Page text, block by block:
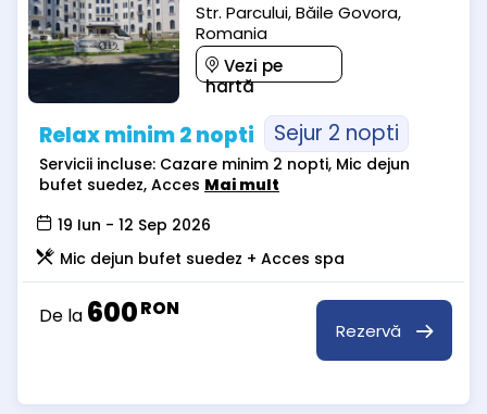
Str. Parcului, Băile Govora,
Romania
Vezi pe
hartă
Relax minim 2 nopti Sejur 2 nopti
Servicii incluse: Cazare minim 2 nopti, Mic dejun
bufet suedez, Acces Mai mult
19 Iun - 12 Sep 2026
Mic dejun bufet suedez + Acces spa
De la 600RON
Rezervă